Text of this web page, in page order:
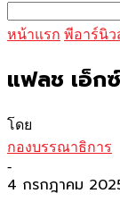
หน้าแรก พีอาร์นิว
แฟลช เอ็ก
โดย
กองบรรณาธิการ
-
4 กรกฎาคม